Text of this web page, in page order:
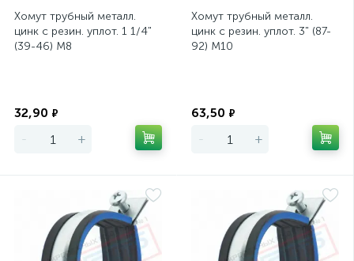
Хомут трубный металл.
цинк с резин. уплот. 1 1/4"
(39-46) М8
32,90 ₽
- +
Хомут трубный металл.
цинк с резин. уплот. 3" (87-
92) М10
63,50 ₽
- +